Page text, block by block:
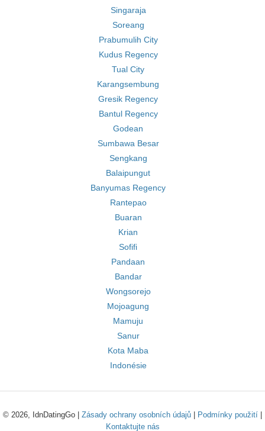
Singaraja
Soreang
Prabumulih City
Kudus Regency
Tual City
Karangsembung
Gresik Regency
Bantul Regency
Godean
Sumbawa Besar
Sengkang
Balaipungut
Banyumas Regency
Rantepao
Buaran
Krian
Sofifi
Pandaan
Bandar
Wongsorejo
Mojoagung
Mamuju
Sanur
Kota Maba
Indonésie
© 2026, IdnDatingGo | Zásady ochrany osobních údajů Podmínky použití
Kontaktujte nás